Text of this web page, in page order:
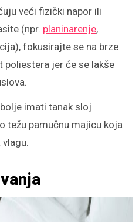
veći fizički napor ili
(npr. planinarenje,
fokusirajte se na brze
poliestera jer će se lakše
imati tanak sloj
težu pamučnu majicu koja